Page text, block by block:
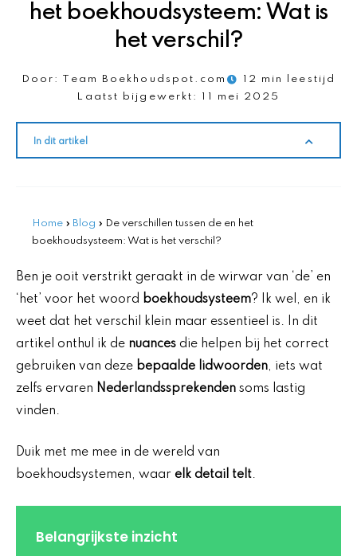
het boekhoudsysteem: Wat is
het verschil?
Door: Team Boekhoudspot.com
12 min leestijd
Laatst bijgewerkt:
11 mei 2025
In dit artikel
Home » Blog » De verschillen tussen de en het
boekhoudsysteem: Wat is het verschil?
Ben je ooit verstrikt geraakt in de wirwar van ‘de’ en
‘het’ voor het woord boekhoudsysteem? Ik wel, en ik
weet dat het verschil klein maar essentieel is. In dit
artikel onthul ik de nuances die helpen bij het correct
gebruiken van deze bepaalde lidwoorden, iets wat
zelfs ervaren Nederlandssprekenden soms lastig
vinden.
Duik met me mee in de wereld van
boekhoudsystemen, waar elk detail telt.
Belangrijkste inzicht